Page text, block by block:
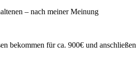
– nach meiner Meinung
bekommen für ca. 900€ und anschließen